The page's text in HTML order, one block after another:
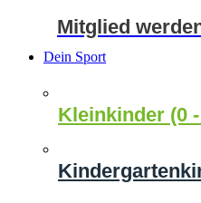
Mitglied
Dein Sport
Kleinkinder (0